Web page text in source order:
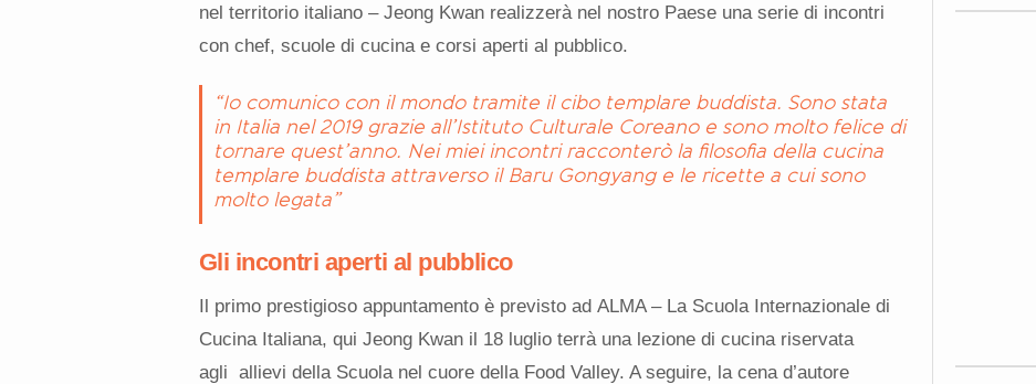
nel territorio italiano – Jeong Kwan realizzerà nel nostro Paese una serie di incontri
con chef, scuole di cucina e corsi aperti al pubblico.
“Io comunico con il mondo tramite il cibo templare buddista. Sono stata
in Italia nel 2019 grazie all’Istituto Culturale Coreano e sono molto felice di
tornare quest’anno. Nei miei incontri racconterò la filosofia della cucina
templare buddista attraverso il Baru Gongyang e le ricette a cui sono
molto legata”
Gli incontri aperti al pubblico
Il primo prestigioso appuntamento è previsto ad ALMA – La Scuola Internazionale di
Cucina Italiana, qui Jeong Kwan il 18 luglio terrà una lezione di cucina riservata
agli allievi della Scuola nel cuore della Food Valley. A seguire, la cena d’autore